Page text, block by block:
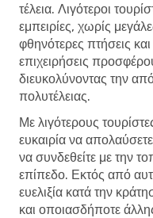
τέλεια. Λιγότεροι
εμπειρίες, χωρίς
φθηνότερες πτήσεις
επιχειρήσεις
διευκολύνοντας την
πολυτέλειας.
Με λιγότερους
ευκαιρία να
να συνδεθείτε με την
επίπεδο. Εκτός από
ευελιξία κατά την
και οποιασδήποτε